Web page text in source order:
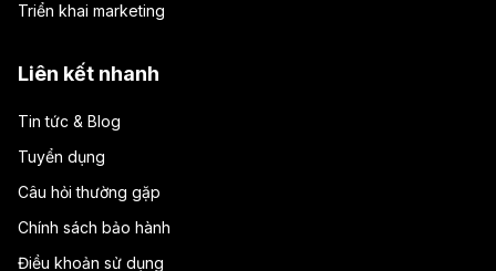
Triển khai marketing
Liên kết nhanh
Tin tức & Blog
Tuyển dụng
Câu hỏi thường gặp
Chính sách bảo hành
Điều khoản sử dụng